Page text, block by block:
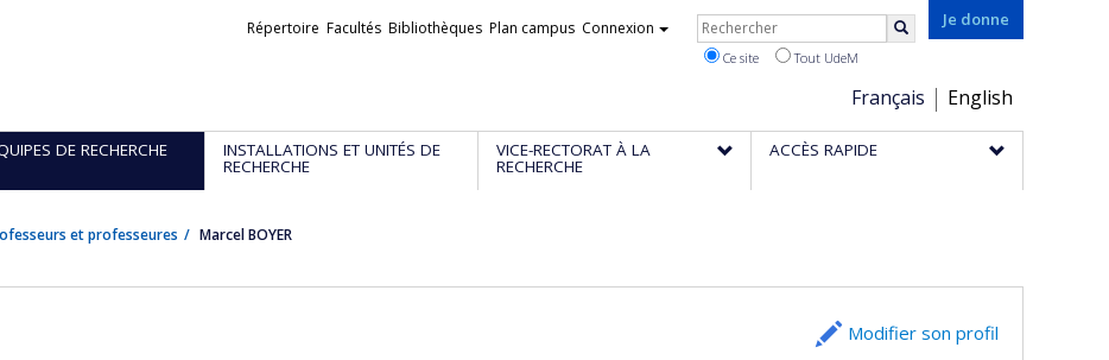
Je donne
Choix
de
la
Français English
Liens
Répertoire Facultés Bibliothèques Plan campus Connexion Rechercher
Ce site Tout UdeM
DE RECHERCHE INSTALLATIONS ET UNITÉS DE
RECHERCHE
VICE-RECTORAT À LA
RECHERCHE
ACCÈS RAPIDE
et professeures Marcel BOYER
Modifier son profil